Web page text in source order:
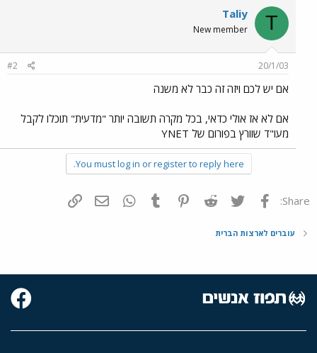
T
Taliy
New member
20/1/03
#2
אם יש לכם ויזה זה כבר לא משנה
אם לא אז אולי כדאי, בכל מקרה תשובה יותר "מדעית" תוכלו לקבל
מעו"ד שוורץ בפורום של YNET
You must log in or register to reply here.
Share: פייסבוק Twitter
Reddit
Pinterest
Tumblr
WhatsAppדואר אלקטרוני
עוברים לארצות הברית